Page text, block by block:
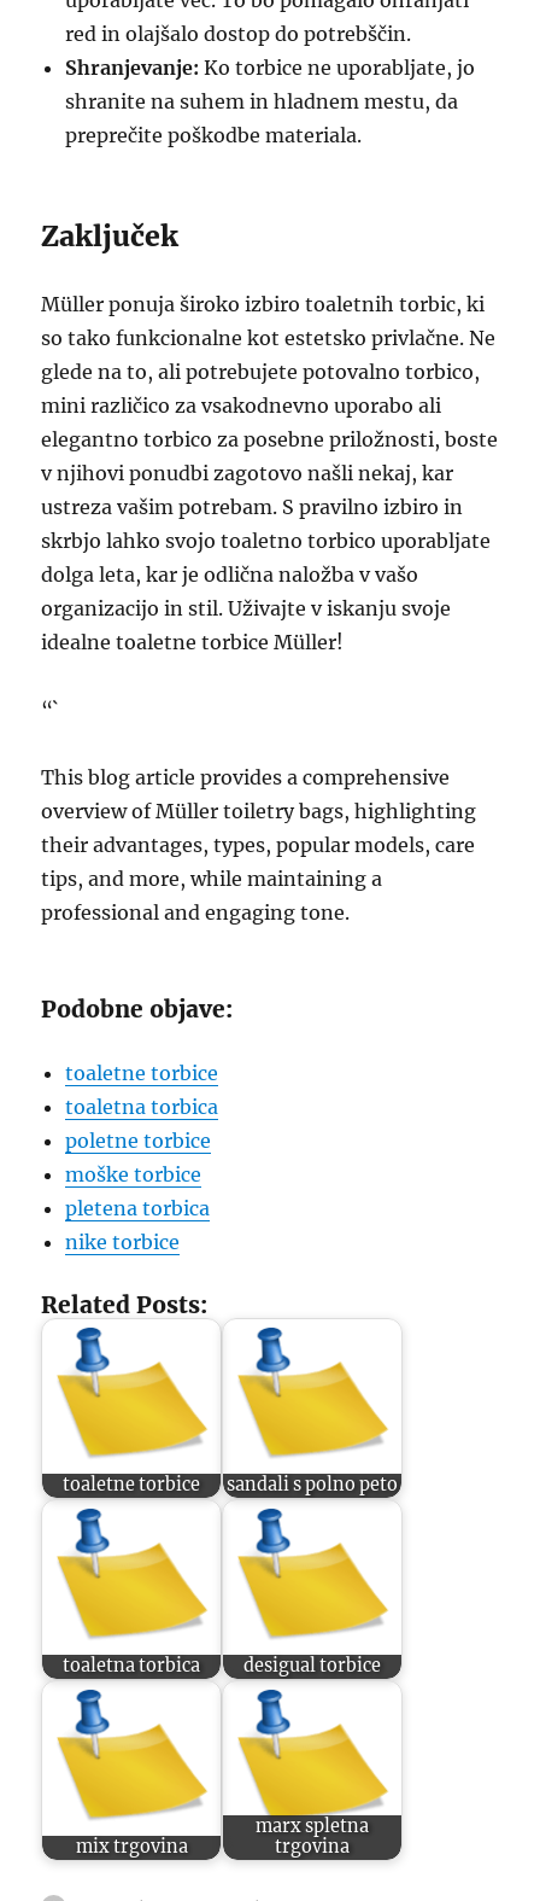
red in olajšalo dostop do potrebščin.
Shranjevanje: Ko torbice ne uporabljate, jo
shranite na suhem in hladnem mestu, da
preprečite poškodbe materiala.
Zaključek
Müller ponuja široko izbiro toaletnih torbic, ki
so tako funkcionalne kot estetsko privlačne. Ne
glede na to, ali potrebujete potovalno torbico,
mini različico za vsakodnevno uporabo ali
elegantno torbico za posebne priložnosti, boste
v njihovi ponudbi zagotovo našli nekaj, kar
ustreza vašim potrebam. S pravilno izbiro in
skrbjo lahko svojo toaletno torbico uporabljate
dolga leta, kar je odlična naložba v vašo
organizacijo in stil. Uživajte v iskanju svoje
idealne toaletne torbice Müller!
“`
This blog article provides a comprehensive
overview of Müller toiletry bags, highlighting
their advantages, types, popular models, care
tips, and more, while maintaining a
professional and engaging tone.
Podobne objave:
toaletne torbice
toaletna torbica
poletne torbice
moške torbice
pletena torbica
nike torbice
Related Posts:
toaletne torbice sandali s polno peto
toaletna torbica desigual torbice
mix trgovina
marx spletna
trgovina